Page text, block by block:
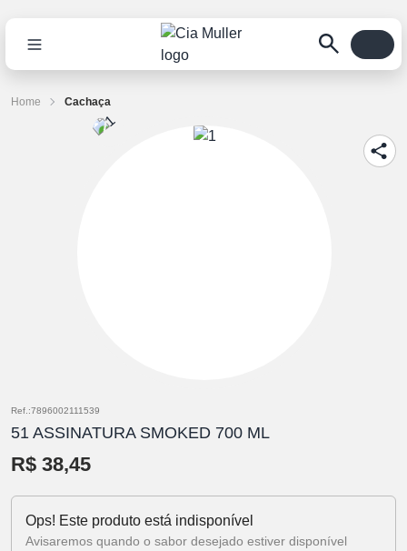
Home Cachaça
Ref.:7896002111539
51 ASSINATURA SMOKED 700 ML
R$ 38,45
Ops! Este produto está indisponível
Avisaremos quando o sabor desejado estiver disponível